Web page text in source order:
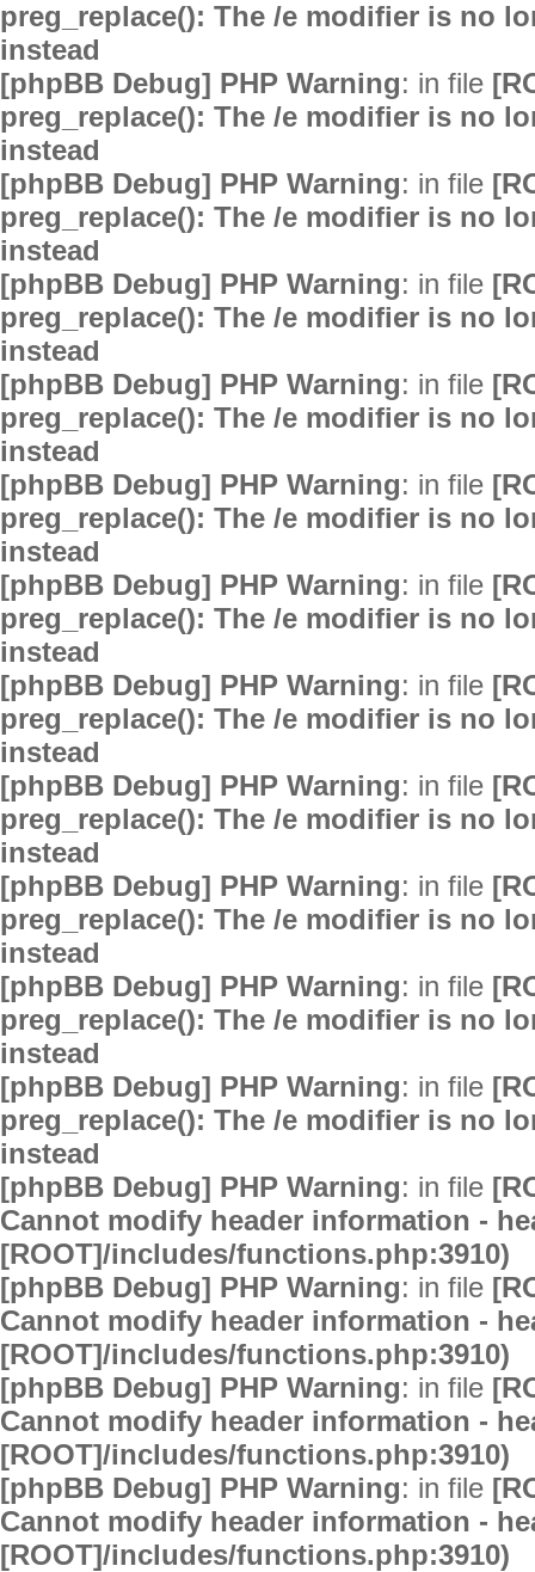
preg_replace(): The /e modifier is no
instead
[phpBB Debug] PHP Warning: in file
preg_replace(): The /e modifier is no
instead
[phpBB Debug] PHP Warning: in file
preg_replace(): The /e modifier is no
instead
[phpBB Debug] PHP Warning: in file
preg_replace(): The /e modifier is no
instead
[phpBB Debug] PHP Warning: in file
preg_replace(): The /e modifier is no
instead
[phpBB Debug] PHP Warning: in file
preg_replace(): The /e modifier is no
instead
[phpBB Debug] PHP Warning: in file
preg_replace(): The /e modifier is no
instead
[phpBB Debug] PHP Warning: in file
preg_replace(): The /e modifier is no
instead
[phpBB Debug] PHP Warning: in file
preg_replace(): The /e modifier is no
instead
[phpBB Debug] PHP Warning: in file
preg_replace(): The /e modifier is no
instead
[phpBB Debug] PHP Warning: in file
preg_replace(): The /e modifier is no
instead
[phpBB Debug] PHP Warning: in file
preg_replace(): The /e modifier is no
instead
[phpBB Debug] PHP Warning: in file
Cannot modify header information -
[ROOT]/includes/functions.php:3910)
[phpBB Debug] PHP Warning: in file
Cannot modify header information -
[ROOT]/includes/functions.php:3910)
[phpBB Debug] PHP Warning: in file
Cannot modify header information -
[ROOT]/includes/functions.php:3910)
[phpBB Debug] PHP Warning: in file
Cannot modify header information -
[ROOT]/includes/functions.php:3910)